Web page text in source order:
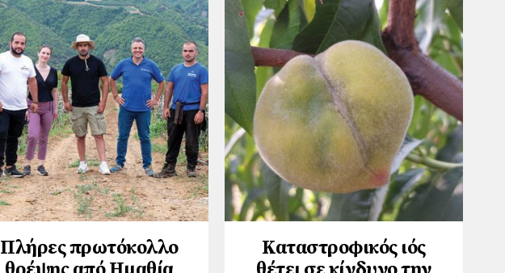
Πλήρες πρωτόκολλο
Καταστροφικός ιός